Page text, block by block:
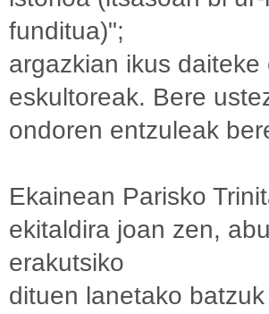
funditua)";
argazkian ikus
eskultoreak. Bere
ondoren entzuleak
Ekainean Parisko
ekitaldira joan zen,
erakutsiko
dituen lanetako